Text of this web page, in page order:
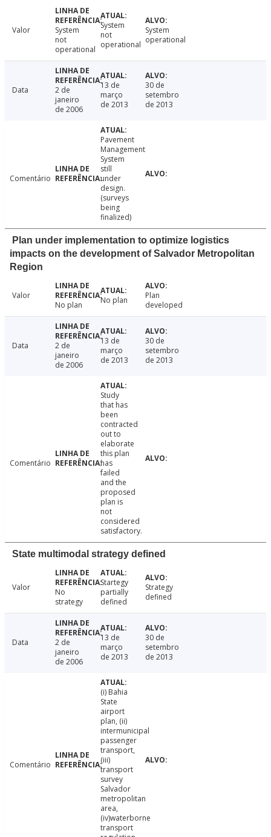
Valor
System
not
operational
System
not
operational
System
operational
Data
2 de
janeiro
de 2006
13 de
março
de 2013
30 de
setembro
de 2013
Comentário
Pavement
Management
System
still
under
design.
(surveys
being
finalized)
Plan under implementation to optimize logistics
impacts on the development of Salvador Metropolitan
Region
Valor
No plan
No plan
Plan
developed
Data
2 de
janeiro
de 2006
13 de
março
de 2013
30 de
setembro
de 2013
Comentário
Study
that has
been
contracted
out to
elaborate
this plan
has
failed
and the
proposed
plan is
not
considered
satisfactory.
State multimodal strategy defined
Valor
No
strategy
Startegy
partially
defined
Strategy
defined
Data
2 de
janeiro
de 2006
13 de
março
de 2013
30 de
setembro
de 2013
Comentário
(i) Bahia
State
airport
plan, (ii)
intermunicipal
passenger
transport,
(iii)
transport
survey
Salvador
metropolitan
area,
(iv)waterborne
transport